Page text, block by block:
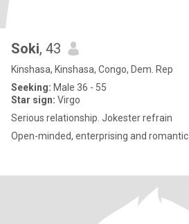
Soki, 43
Kinshasa, Kinshasa, Congo, Dem. Rep
Seeking: Male 36 - 55
Star sign: Virgo
Serious relationship. Jokester refrain
Open-minded, enterprising and romantic